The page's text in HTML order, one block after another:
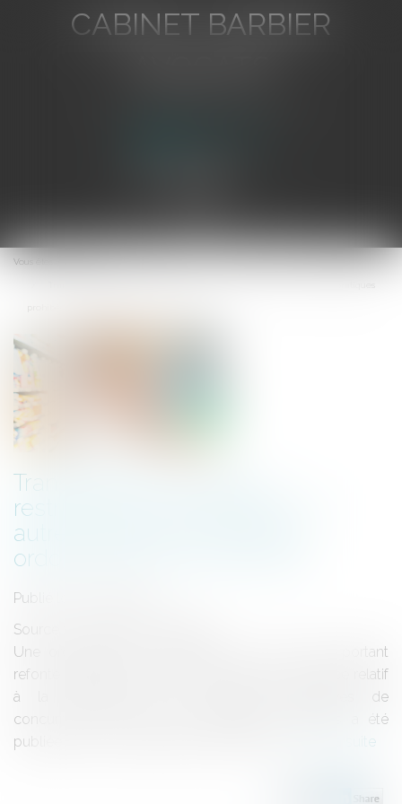
CABINET BARBIER
Ouvrir
le
Vous êtes ici :
Transparence, pratiques
restrictives de concurrence et
autres pratiques prohibées :
ordonnance du 24 avril 2019
Publié le :
Source :
Une ordonnance n° 2019-359 du 24 avril 2019 portant
refonte du titre IV du livre IV du code de commerce relatif
à la transparence, aux pratiques restrictives de
concurrence et aux autres pratiques prohibées a été
publiée au Journal officiel du 25 avril 2019...
Lire la suite